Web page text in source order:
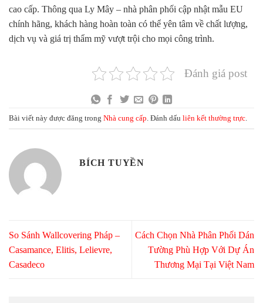
cao cấp. Thông qua Ly Mây – nhà phân phối cập nhật mẫu EU
chính hãng, khách hàng hoàn toàn có thể yên tâm về chất lượng,
dịch vụ và giá trị thẩm mỹ vượt trội cho mọi công trình.
Đánh giá post
Bài viết này được đăng trong Nhà cung cấp . Đánh dấu liên kết thường trực
BÍCH TUYỀN
So Sánh Wallcovering Pháp –
Casamance, Elitis, Lelievre,
Casadeco
Cách Chọn Nhà Phân Phối Dán
Tường Phù Hợp Với Dự Án
Thương Mại Tại Việt Nam